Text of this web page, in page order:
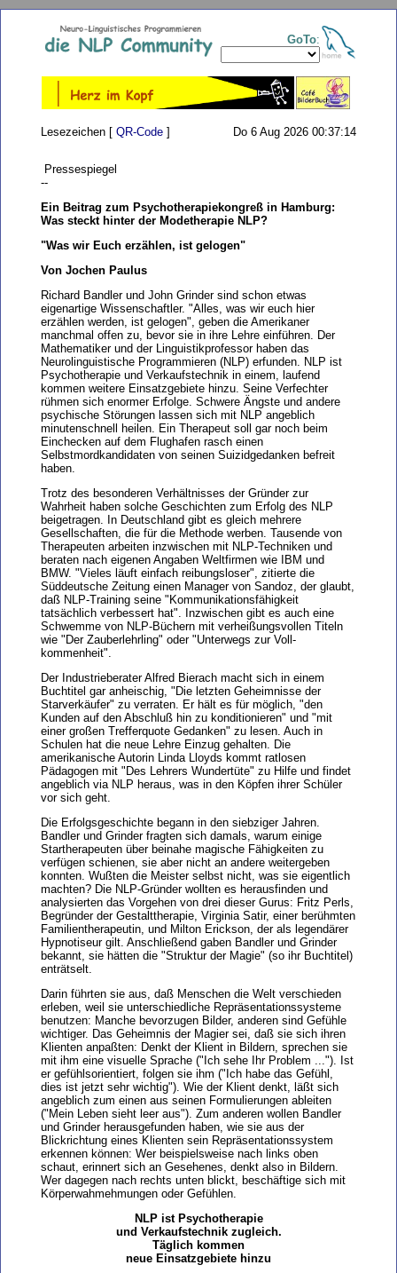
GoTo:
Lesezeichen [ QR-Code ] Do 6 Aug 2026 00:37:14
Pressespiegel
--
Ein Beitrag zum Psychotherapiekongreß in Hamburg:
Was steckt hinter der Modetherapie NLP?
"Was wir Euch erzählen, ist gelogen"
Von Jochen Paulus
Richard Bandler und John Grinder sind schon etwas
eigenartige Wissenschaftler. "Alles, was wir euch hier
erzählen werden, ist gelogen", geben die Amerikaner
manchmal offen zu, bevor sie in ihre Lehre einführen. Der
Mathematiker und der Linguistikprofessor haben das
Neurolinguistische Programmieren (NLP) erfunden. NLP ist
Psychotherapie und Verkaufstechnik in einem, laufend
kommen weitere Einsatzgebiete hinzu. Seine Verfechter
rühmen sich enormer Erfolge. Schwere Ängste und andere
psychische Störungen lassen sich mit NLP angeblich
minutenschnell heilen. Ein Therapeut soll gar noch beim
Einchecken auf dem Flughafen rasch einen
Selbstmordkandidaten von seinen Suizidgedanken befreit
haben.
Trotz des besonderen Verhältnisses der Gründer zur
Wahrheit haben solche Geschichten zum Erfolg des NLP
beigetragen. In Deutschland gibt es gleich mehrere
Gesellschaften, die für die Methode werben. Tausende von
Therapeuten arbeiten inzwischen mit NLP-Techniken und
beraten nach eigenen Angaben Weltfirmen wie IBM und
BMW. "Vieles läuft einfach reibungsloser", zitierte die
Süddeutsche Zeitung einen Manager von Sandoz, der glaubt,
daß NLP-Training seine "Kommunikationsfähigkeit
tatsächlich verbessert hat". Inzwischen gibt es auch eine
Schwemme von NLP-Büchern mit verheißungsvollen Titeln
wie "Der Zauberlehrling" oder "Unterwegs zur Voll-
kommenheit".
Der Industrieberater Alfred Bierach macht sich in einem
Buchtitel gar anheischig, "Die letzten Geheimnisse der
Starverkäufer" zu verraten. Er hält es für möglich, "den
Kunden auf den Abschluß hin zu konditionieren" und "mit
einer großen Trefferquote Gedanken" zu lesen. Auch in
Schulen hat die neue Lehre Einzug gehalten. Die
amerikanische Autorin Linda Lloyds kommt ratlosen
Pädagogen mit "Des Lehrers Wundertüte" zu Hilfe und findet
angeblich via NLP heraus, was in den Köpfen ihrer Schüler
vor sich geht.
Die Erfolgsgeschichte begann in den siebziger Jahren.
Bandler und Grinder fragten sich damals, warum einige
Startherapeuten über beinahe magische Fähigkeiten zu
verfügen schienen, sie aber nicht an andere weitergeben
konnten. Wußten die Meister selbst nicht, was sie eigentlich
machten? Die NLP-Gründer wollten es herausfinden und
analysierten das Vorgehen von drei dieser Gurus: Fritz Perls,
Begründer der Gestalttherapie, Virginia Satir, einer berühmten
Familientherapeutin, und Milton Erickson, der als legendärer
Hypnotiseur gilt. Anschließend gaben Bandler und Grinder
bekannt, sie hätten die "Struktur der Magie" (so ihr Buchtitel)
enträtselt.
Darin führten sie aus, daß Menschen die Welt verschieden
erleben, weil sie unterschiedliche Repräsentationssysteme
benutzen: Manche bevorzugen Bilder, anderen sind Gefühle
wichtiger. Das Geheimnis der Magier sei, daß sie sich ihren
Klienten anpaßten: Denkt der Klient in Bildern, sprechen sie
mit ihm eine visuelle Sprache ("Ich sehe Ihr Problem ..."). Ist
er gefühlsorientiert, folgen sie ihm ("Ich habe das Gefühl,
dies ist jetzt sehr wichtig"). Wie der Klient denkt, läßt sich
angeblich zum einen aus seinen Formulierungen ableiten
("Mein Leben sieht leer aus"). Zum anderen wollen Bandler
und Grinder herausgefunden haben, wie sie aus der
Blickrichtung eines Klienten sein Repräsentationssystem
erkennen können: Wer beispielsweise nach links oben
schaut, erinnert sich an Gesehenes, denkt also in Bildern.
Wer dagegen nach rechts unten blickt, beschäftige sich mit
Körperwahmehmungen oder Gefühlen.
NLP ist Psychotherapie
und Verkaufstechnik zugleich.
Täglich kommen
neue Einsatzgebiete hinzu